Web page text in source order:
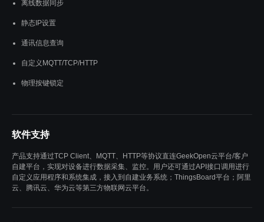
离线数据同步
静态IP设置
通讯信息查询
自定义MQTT/TCP/HTTP
物理按键锁定
软件支持
产品支持通过TCP Client、MQTT、HTTP等协议直连GeekOpen云平台/客户
自建平台，实现对设备进行数据采集、监控。用户还可通过API接口调用进行
自定义应用程序和系统集成，接入到自建业务系统；ThingsBoard平台；阿里
云、腾讯云、华为云等第三方物联网云平台。